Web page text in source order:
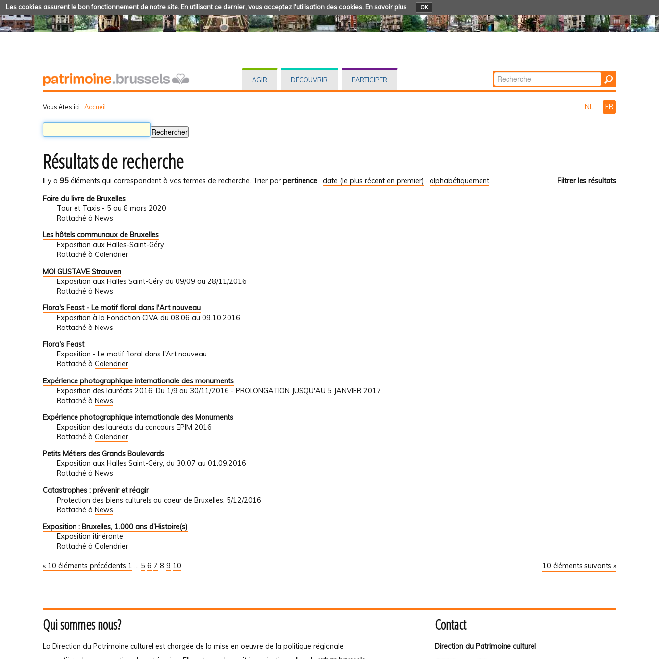
Les cookies assurent le bon fonctionnement de notre site. En utilisant ce dernier, vous acceptez l'utilisation des cookies. En savoir plus OK
AGIR DÉCOUVRIR PARTICIPER Chercher par
Recherche
Vous êtes ici : Accueil NL FR
Résultats de recherche
Il y a 95 éléments qui correspondent à vos termes de recherche. Filtrer les résultats
Trier par pertinence · date (le plus récent en premier) · alphabétiquement
Foire du livre de Bruxelles
Tour et Taxis - 5 au 8 mars 2020
Rattaché à News
Les hôtels communaux de Bruxelles
Exposition aux Halles-Saint-Géry
Rattaché à Calendrier
MOI GUSTAVE Strauven
Exposition aux Halles Saint-Géry du 09/09 au 28/11/2016
Rattaché à News
Flora's Feast - Le motif floral dans l'Art nouveau
Exposition à la Fondation CIVA du 08.06 au 09.10.2016
Rattaché à News
Flora's Feast
Exposition - Le motif floral dans l'Art nouveau
Rattaché à Calendrier
Expérience photographique internationale des monuments
Exposition des lauréats 2016. Du 1/9 au 30/11/2016 - PROLONGATION JUSQU'AU 5 JANVIER 2017
Rattaché à News
Expérience photographique internationale des Monuments
Exposition des lauréats du concours EPIM 2016
Rattaché à Calendrier
Petits Métiers des Grands Boulevards
Exposition aux Halles Saint-Géry, du 30.07 au 01.09.2016
Rattaché à News
Catastrophes : prévenir et réagir
Protection des biens culturels au coeur de Bruxelles. 5/12/2016
Rattaché à News
Exposition : Bruxelles, 1.000 ans d’Histoire(s)
Exposition itinérante
Rattaché à Calendrier
« 10 éléments précédents 10 éléments suivants »
1 ... 5 6 7 8 9 10
Qui sommes nous?
La Direction du Patrimoine culturel est chargée de la mise en oeuvre de la politique régionale
Contact
Direction du Patrimoine culturel